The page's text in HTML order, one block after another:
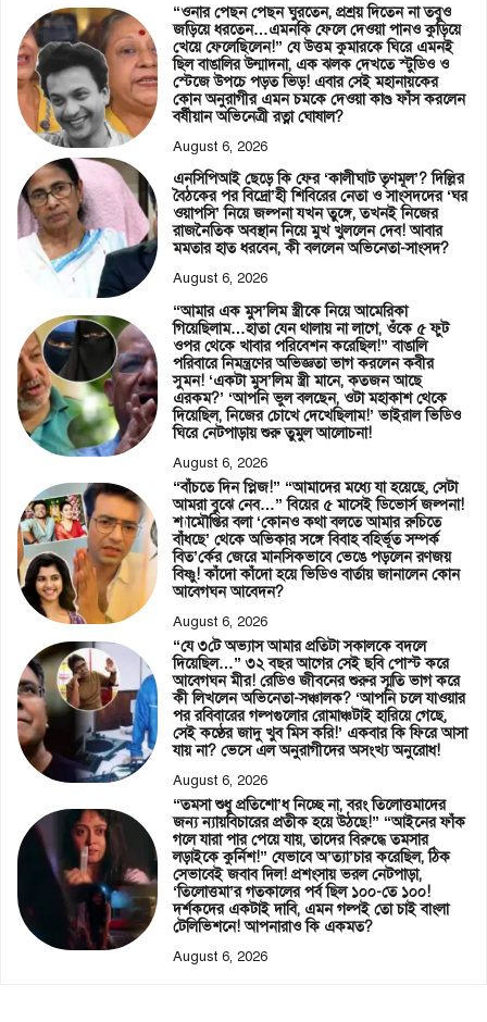
“ওনার পেছন পেছন ঘুরতেন, প্রশ্রয় দিতেন না তবুও
জড়িয়ে ধরতেন…এমনকি ফেলে দেওয়া পানও কুড়িয়ে
খেয়ে ফেলেছিলেন!” যে উত্তম কুমারকে ঘিরে এমনই
ছিল বাঙালির উন্মাদনা, এক ঝলক দেখতে স্টুডিও ও
স্টেজে উপচে পড়ত ভিড়! এবার সেই মহানায়কের
কোন অনুরাগীর এমন চমকে দেওয়া কাণ্ড ফাঁস করলেন
বর্ষীয়ান অভিনেত্রী রত্না ঘোষাল?
August 6, 2026
এনসিপিআই ছেড়ে কি ফের ‘কালীঘাট তৃণমূল’? দিল্লির
বৈঠকের পর বিদ্রো’হী শিবিরের নেতা ও সাংসদদের ‘ঘর
ওয়াপসি’ নিয়ে জল্পনা যখন তুঙ্গে, তখনই নিজের
রাজনৈতিক অবস্থান নিয়ে মুখ খুললেন দেব! আবার
মমতার হাত ধরবেন, কী বললেন অভিনেতা-সাংসদ?
August 6, 2026
“আমার এক মুস’লিম স্ত্রীকে নিয়ে আমেরিকা
গিয়েছিলাম…হাতা যেন থালায় না লাগে, ওঁকে ৫ ফুট
ওপর থেকে খাবার পরিবেশন করেছিল!” বাঙালি
পরিবারে নিমন্ত্রণের অভিজ্ঞতা ভাগ করলেন কবীর
সুমন! ‘একটা মুস’লিম স্ত্রী মানে, কতজন আছে
এরকম?’ ‘আপনি ভুল বলছেন, ওটা মহাকাশ থেকে
দিয়েছিল, নিজের চোখে দেখেছিলাম!’ ভাইরাল ভিডিও
ঘিরে নেটপাড়ায় শুরু তুমুল আলোচনা!
August 6, 2026
“বাঁচতে দিন প্লিজ!” “আমাদের মধ্যে যা হয়েছে, সেটা
আমরা বুঝে নেব…” বিয়ের ৫ মাসেই ডিভোর্স জল্পনা!
শ্যামৌপ্তির বলা ‘কোনও কথা বলতে আমার রুচিতে
বাঁধছে’ থেকে অভিকার সঙ্গে বিবাহ বহির্ভূত সম্পর্ক
বিত’র্কের জেরে মানসিকভাবে ভেঙে পড়লেন রণজয়
বিষ্ণু! কাঁদো কাঁদো হয়ে ভিডিও বার্তায় জানালেন কোন
আবেগঘন আবেদন?
August 6, 2026
“যে ৩টে অভ্যাস আমার প্রতিটা সকালকে বদলে
দিয়েছিল…” ৩২ বছর আগের সেই ছবি পোস্ট করে
আবেগঘন মীর! রেডিও জীবনের শুরুর স্মৃতি ভাগ করে
কী লিখলেন অভিনেতা-সঞ্চালক? ‘আপনি চলে যাওয়ার
পর রবিবারের গল্পগুলোর রোমাঞ্চটাই হারিয়ে গেছে,
সেই কণ্ঠের জাদু খুব মিস করি!’ একবার কি ফিরে আসা
যায় না? ভেসে এল অনুরাগীদের অসংখ্য অনুরোধ!
August 6, 2026
“তমসা শুধু প্রতিশো’ধ নিচ্ছে না, বরং তিলোত্তমাদের
জন্য ন্যায়বিচারের প্রতীক হয়ে উঠছে!” “আইনের ফাঁক
গলে যারা পার পেয়ে যায়, তাদের বিরুদ্ধে তমসার
লড়াইকে কুর্নিশ!” যেভাবে অ’ত্যা’চার করেছিল, ঠিক
সেভাবেই জবাব দিল! প্রশংসায় ভরল নেটপাড়া,
‘তিলোত্তমা’র গতকালের পর্ব ছিল ১০০-তে ১০০!
দর্শকদের একটাই দাবি, এমন গল্পই তো চাই বাংলা
টেলিভিশনে! আপনারাও কি একমত?
August 6, 2026